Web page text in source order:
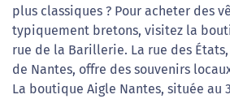
plus classiques ? Pour acheter des
typiquement bretons, visitez la
rue de la Barillerie. La rue des
de Nantes, offre des souvenirs
La boutique Aigle Nantes, située au